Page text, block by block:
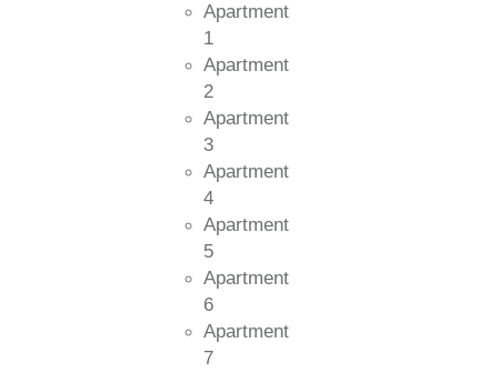
Apartment
1
Apartment
2
Apartment
3
Apartment
4
Apartment
5
Apartment
6
Apartment
7